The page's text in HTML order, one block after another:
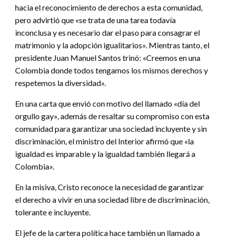
hacia el reconocimiento de derechos a esta comunidad,
pero advirtió que «se trata de una tarea todavía
inconclusa y es necesario dar el paso para consagrar el
matrimonio y la adopción igualitarios». Mientras tanto, el
presidente Juan Manuel Santos trinó: «Creemos en una
Colombia donde todos tengamos los mismos derechos y
respetemos la diversidad».
En una carta que envió con motivo del llamado «día del
orgullo gay», además de resaltar su compromiso con esta
comunidad para garantizar una sociedad incluyente y sin
discriminación, el ministro del Interior afirmó que «la
igualdad es imparable y la igualdad también llegará a
Colombia».
En la misiva, Cristo reconoce la necesidad de garantizar
el derecho a vivir en una sociedad libre de discriminación,
tolerante e incluyente.
El jefe de la cartera política hace también un llamado a